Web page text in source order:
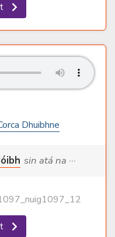
Dhuibhne
sin atá na ···